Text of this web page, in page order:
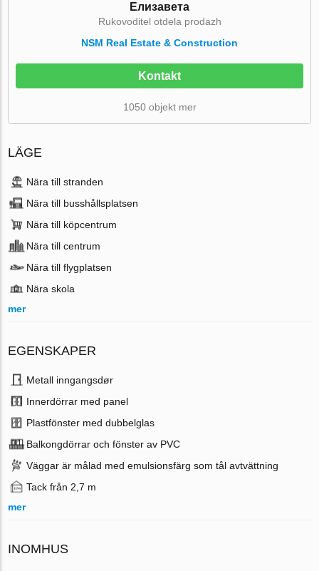
Елизавета
Rukovoditel otdela prodazh
NSM Real Estate & Construction
Kontakt
1050 objekt mer
LÄGE
Nära till stranden
Nära till busshållsplatsen
Nära till köpcentrum
Nära till centrum
Nära till flygplatsen
Nära skola
mer
EGENSKAPER
Metall inngangsdør
Innerdörrar med panel
Plastfönster med dubbelglas
Balkongdörrar och fönster av PVC
Väggar är målad med emulsionsfärg som tål avtvättning
Tack från 2,7 m
mer
INOMHUS